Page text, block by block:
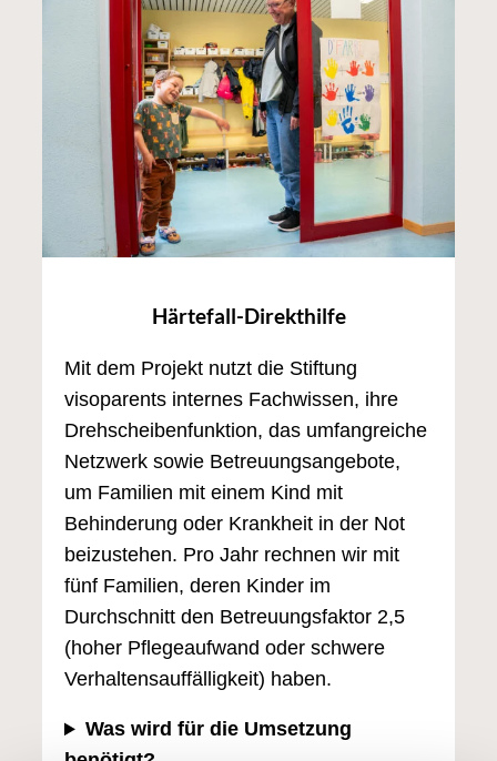
Härtefall-Direkthilfe
Mit dem Projekt nutzt die Stiftung
visoparents internes Fachwissen, ihre
Drehscheibenfunktion, das umfangreiche
Netzwerk sowie Betreuungsangebote,
um Familien mit einem Kind mit
Behinderung oder Krankheit in der Not
beizustehen. Pro Jahr rechnen wir mit
fünf Familien, deren Kinder im
Durchschnitt den Betreuungsfaktor 2,5
(hoher Pflegeaufwand oder schwere
Verhaltensauffälligkeit) haben.
Was wird für die Umsetzung